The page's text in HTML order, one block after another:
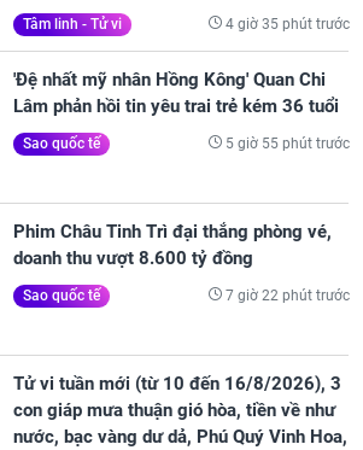
Tâm linh - Tử vi 4 giờ 35 phút trước
'Đệ nhất mỹ nhân Hồng Kông' Quan Chi
Lâm phản hồi tin yêu trai trẻ kém 36 tuổi
Sao quốc tế 5 giờ 55 phút trước
Phim Châu Tinh Trì đại thắng phòng vé,
doanh thu vượt 8.600 tỷ đồng
Sao quốc tế 7 giờ 22 phút trước
Tử vi tuần mới (từ 10 đến 16/8/2026), 3
con giáp mưa thuận gió hòa, tiền về như
nước, bạc vàng dư dả, Phú Quý Vinh Hoa,